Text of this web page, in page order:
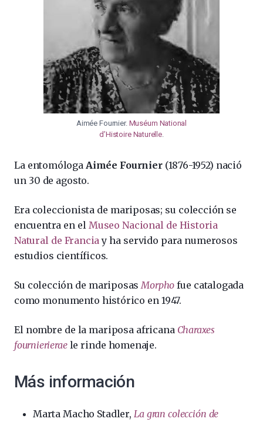
Aimée Fournier. Muséum National
d’Histoire Naturelle.
La entomóloga Aimée Fournier(1876-1952) nació
un 30 de agosto.
Era coleccionista de mariposas; su colección se
encuentra en el Museo Nacional de Historia
Natural de Francia y ha servido para numerosos
estudios científicos.
Su colección de mariposas Morpho fue catalogada
como monumento histórico en 1947.
El nombre de la mariposa africana Charaxes
fournierieraele rinde homenaje.
Más información
Marta Macho Stadler, La gran colección de